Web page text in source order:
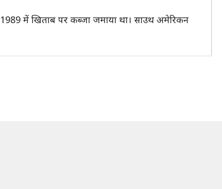
में खिताब पर कब्जा जमाया था। साउथ अमेरिकन